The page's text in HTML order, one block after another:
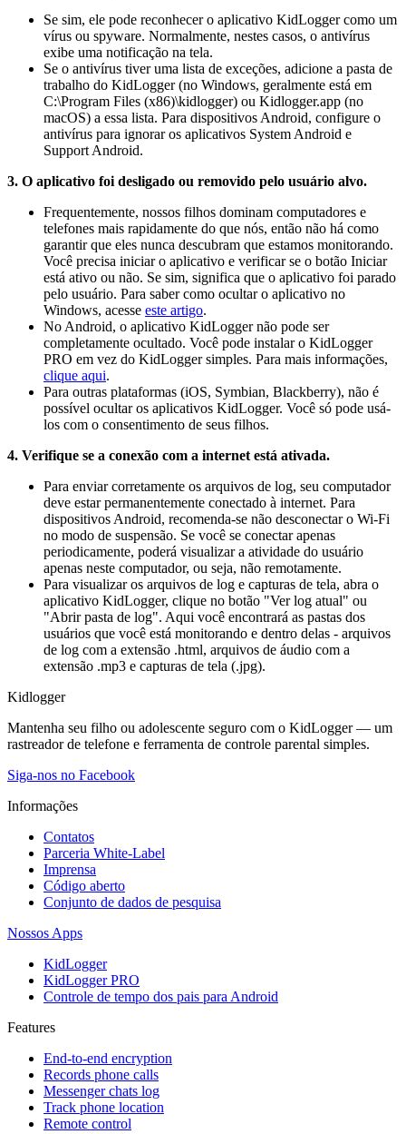
Se sim, ele pode reconhecer o aplicativo KidLogger como um
vírus ou spyware. Normalmente, nestes casos, o antivírus
exibe uma notificação na tela.
Se o antivírus tiver uma lista de exceções, adicione a pasta de
trabalho do KidLogger (no Windows, geralmente está em
C:\Program Files (x86)\kidlogger) ou Kidlogger.app (no
macOS) a essa lista. Para dispositivos Android, configure o
antivírus para ignorar os aplicativos System Android e
Support Android.
3. O aplicativo foi desligado ou removido pelo usuário alvo.
Frequentemente, nossos filhos dominam computadores e
telefones mais rapidamente do que nós, então não há como
garantir que eles nunca descubram que estamos monitorando.
Você precisa iniciar o aplicativo e verificar se o botão Iniciar
está ativo ou não. Se sim, significa que o aplicativo foi parado
pelo usuário. Para saber como ocultar o aplicativo no
Windows, acesse este artigo.
No Android, o aplicativo KidLogger não pode ser
completamente ocultado. Você pode instalar o KidLogger
PRO em vez do KidLogger simples. Para mais informações,
clique aqui.
Para outras plataformas (iOS, Symbian, Blackberry), não é
possível ocultar os aplicativos KidLogger. Você só pode usá-
los com o consentimento de seus filhos.
4. Verifique se a conexão com a internet está ativada.
Para enviar corretamente os arquivos de log, seu computador
deve estar permanentemente conectado à internet. Para
dispositivos Android, recomenda-se não desconectar o Wi-Fi
no modo de suspensão. Se você se conectar apenas
periodicamente, poderá visualizar a atividade do usuário
apenas neste computador, ou seja, não remotamente.
Para visualizar os arquivos de log e capturas de tela, abra o
aplicativo KidLogger, clique no botão "Ver log atual" ou
"Abrir pasta de log". Aqui você encontrará as pastas dos
usuários que você está monitorando e dentro delas - arquivos
de log com a extensão .html, arquivos de áudio com a
extensão .mp3 e capturas de tela (.jpg).
Kidlogger
Mantenha seu filho ou adolescente seguro com o KidLogger — um
rastreador de telefone e ferramenta de controle parental simples.
Siga-nos no Facebook
Informações
Contatos
Parceria White-Label
Imprensa
Código aberto
Conjunto de dados de pesquisa
Nossos Apps
KidLogger
KidLogger PRO
Controle de tempo dos pais para Android
Features
End-to-end encryption
Records phone calls
Messenger chats log
Track phone location
Remote control